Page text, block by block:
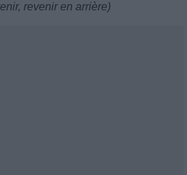
revenir en arrière)